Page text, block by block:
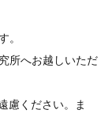
。
所へお越しいただ
慮ください。ま